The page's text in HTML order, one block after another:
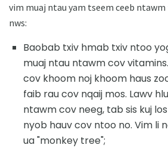
vim muaj ntau yam tseem ceeb
nws:
Baobab txiv hmab txiv ntoo
muaj ntau ntawm cov
cov khoom noj khoom haus
faib rau cov nqaij mos. Lawv
ntawm cov neeg, tab sis kuj
nyob hauv cov ntoo no. Vim li
ua "monkey tree";